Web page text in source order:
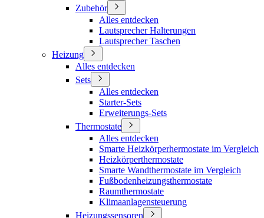
Zubehör
Alles entdecken
Lautsprecher Halterungen
Lautsprecher Taschen
Heizung
Alles entdecken
Sets
Alles entdecken
Starter-Sets
Erweiterungs-Sets
Thermostate
Alles entdecken
Smarte Heizkörperhermostate im Vergleich
Heizkörperthermostate
Smarte Wandthermostate im Vergleich
Fußbodenheizungsthermostate
Raumthermostate
Klimaanlagensteuerung
Heizungssensoren